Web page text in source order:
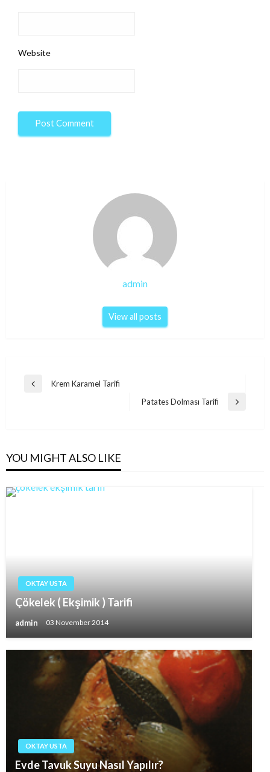
Website
admin
View all posts
Post
Previous
Krem Karamel Tarifi
Next
Patates Dolması Tarifi
YOU MIGHT ALSO LIKE
OKTAY USTA
Çökelek ( Ekşimik ) Tarifi
admin 03 November 2014
OKTAY USTA
Evde Tavuk Suyu Nasıl Yapılır?